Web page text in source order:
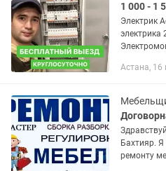
1 000 - 1
Электрик
электрика
электрики,
Астана, 16
Бахтияр. Я
ремонту